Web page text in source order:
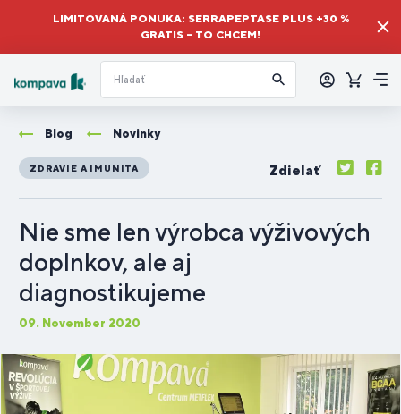
LIMITOVANÁ PONUKA: SERRAPEPTASE PLUS +30 %
GRATIS – TO CHCEM!
sa
Košík
Blog Novinky
ZDRAVIE A IMUNITA Zdielať
​Nie sme len výrobca výživových
doplnkov, ale aj
diagnostikujeme
09. November 2020